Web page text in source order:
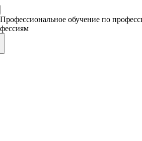
Профессиональное обучение по